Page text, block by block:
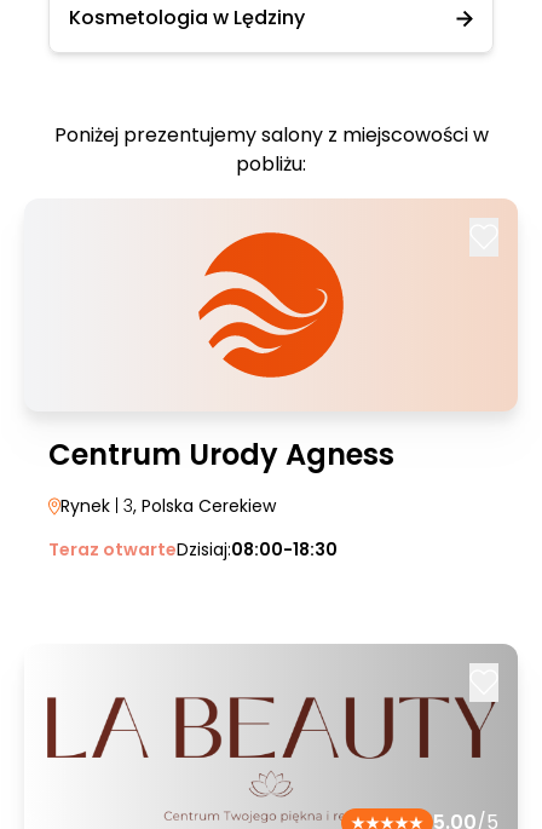
Kosmetologia w Lędziny
Poniżej prezentujemy salony z miejscowości w
pobliżu:
Centrum Urody Agness
Rynek | 3, Polska Cerekiew
Teraz otwarteDzisiaj:08:00-18:30
5.00/5